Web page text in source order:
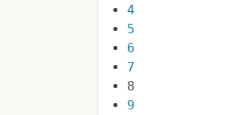
4
5
6
7
8
9